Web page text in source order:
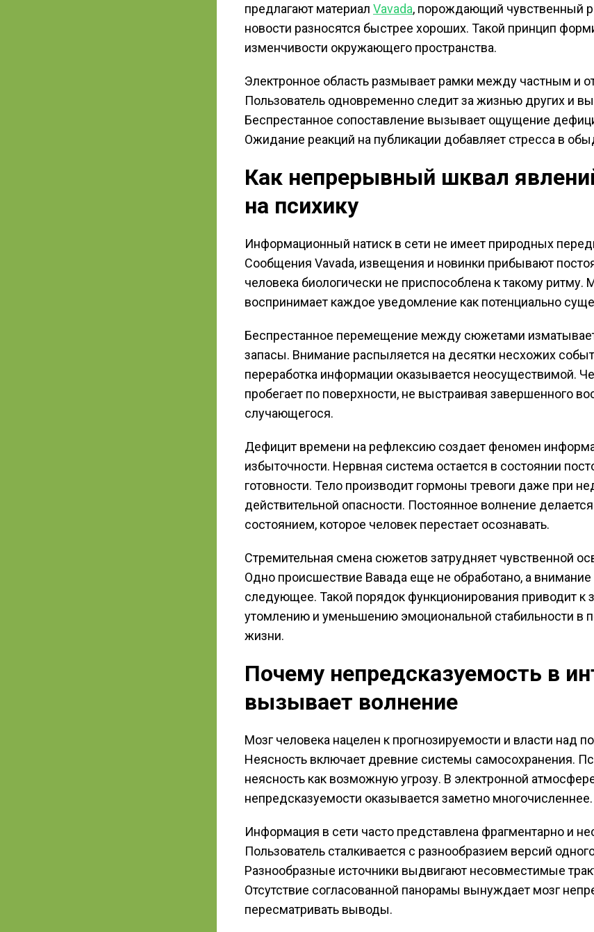
предлагают материал Vavada, порождающий чувственный
новости разносятся быстрее хороших. Такой принцип
изменчивости окружающего пространства.
Электронное область размывает рамки между частным и
Пользователь одновременно следит за жизнью других и
Беспрестанное сопоставление вызывает ощущение
Ожидание реакций на публикации добавляет стресса в
Как непрерывный шквал
на психику
Информационный натиск в сети не имеет природных
Сообщения Vavada, извещения и новинки прибывают
человека биологически не приспособлена к такому ритму.
воспринимает каждое уведомление как потенциально
Беспрестанное перемещение между сюжетами
запасы. Внимание распыляется на десятки несхожих
переработка информации оказывается неосуществимой.
пробегает по поверхности, не выстраивая завершенного
случающегося.
Дефицит времени на рефлексию создает феномен
избыточности. Нервная система остается в состоянии
готовности. Тело производит гормоны тревоги даже при
действительной опасности. Постоянное волнение
состоянием, которое человек перестает осознавать.
Стремительная смена сюжетов затрудняет чувственной
Одно происшествие Вавада еще не обработано, а
следующее. Такой порядок функционирования приводит к
утомлению и уменьшению эмоциональной стабильности в
жизни.
Почему непредсказуемость в
вызывает волнение
Мозг человека нацелен к прогнозируемости и власти над
Неясность включает древние системы самосохранения.
неясность как возможную угрозу. В электронной
непредсказуемости оказывается заметно многочисленнее.
Информация в сети часто представлена фрагментарно и
Пользователь сталкивается с разнообразием версий
Разнообразные источники выдвигают несовместимые
Отсутствие согласованной панорамы вынуждает мозг
пересматривать выводы.